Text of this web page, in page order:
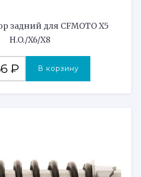
задний для CFMOTO X5
H.O./X6/X8
₽ В корзину